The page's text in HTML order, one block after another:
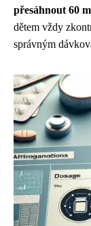
přesáhnout 60
dětem vždy
správným